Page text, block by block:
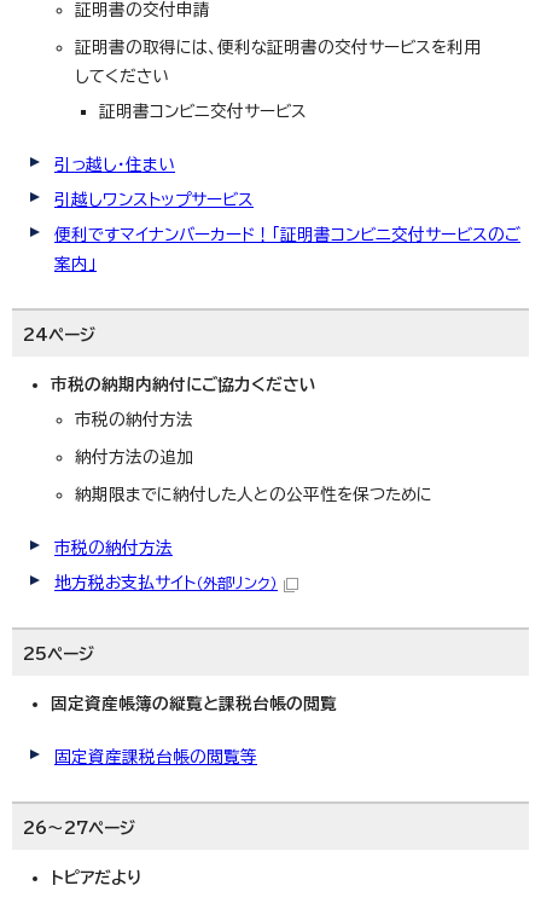
証明書の交付申請
証明書の取得には、便利な証明書の交付サービスを利用
してください
証明書コンビニ交付サービス
引っ越し・住まい
引越しワンストップサービス
便利ですマイナンバーカード！「証明書コンビニ交付サービスのご
案内」
24ページ
市税の納期内納付にご協力ください
市税の納付方法
納付方法の追加
納期限までに納付した人との公平性を保つために
市税の納付方法
地方税お支払サイト（外部リンク）
25ページ
固定資産帳簿の縦覧と課税台帳の閲覧
固定資産課税台帳の閲覧等
26～27ページ
トピアだより